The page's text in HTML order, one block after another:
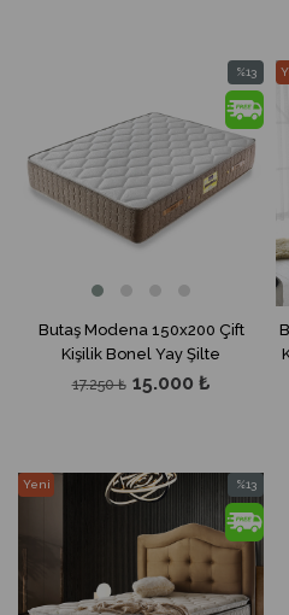
Butaş Modena 150x200 Çift
Kişilik Bonel Yay Şilte
15.000 ₺
17.250 ₺
%13
İndirim
%13İndirim
%13
İndirim
%13İndirim
Yeni